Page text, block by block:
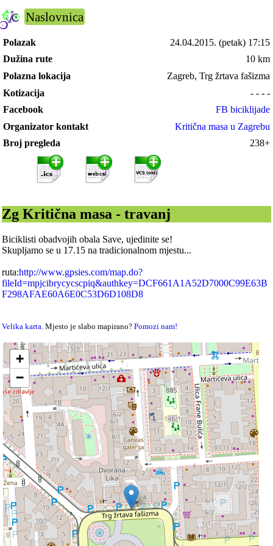
Naslovnica
Polazak 24.04.2015. (petak) 17:15
Dužina rute
10 km
Polazna lokacija
Zagreb, Trg žrtava fašizma
Kotizacija
- - - -
Facebook
FB biciklijade
Organizator kontakt
Kritična masa u Zagrebu
Broj pregleda
238+
Zg Kritična masa - travanj
Biciklisti obadvojih obala Save, ujedinite se!
Skupljamo se u 17.15 na tradicionalnom mjestu...
ruta:http://www.gpsies.com/map.do?
fileId=mpjcibrycycscpiq&authkey=DCF661A1A52D7000C99E63B
F298AFAE60A6E0C53D6D108D8
Velika karta. Mjesto je slabo mapirano?Pomozi nam!
+
−